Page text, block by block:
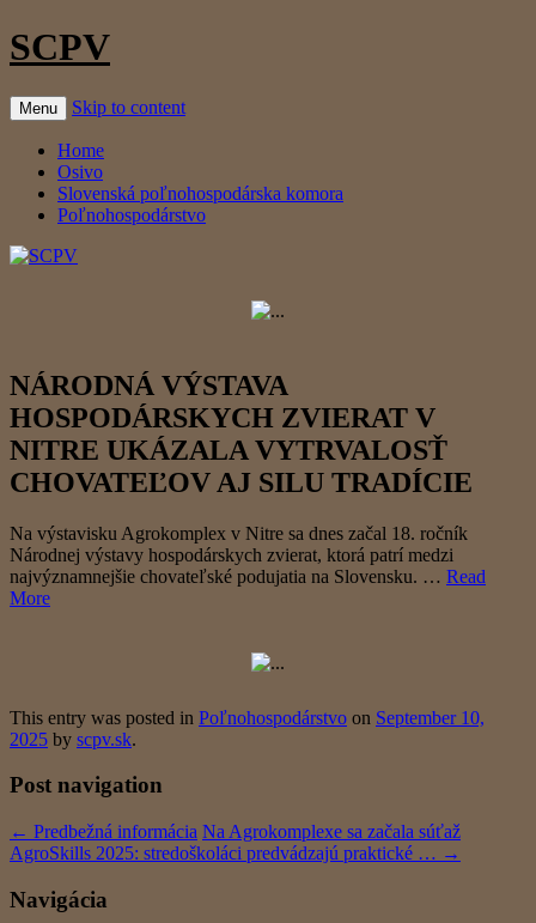
SCPV
Menu Skip to content
Home
Osivo
Slovenská poľnohospodárska komora
Poľnohospodárstvo
NÁRODNÁ VÝSTAVA
HOSPODÁRSKYCH ZVIERAT V
NITRE UKÁZALA VYTRVALOSŤ
CHOVATEĽOV AJ SILU TRADÍCIE
Na výstavisku Agrokomplex v Nitre sa dnes začal 18. ročník
Národnej výstavy hospodárskych zvierat, ktorá patrí medzi
najvýznamnejšie chovateľské podujatia na Slovensku. … Read
More
This entry was posted in Poľnohospodárstvo on September 10,
2025 by scpv.sk.
Post navigation
← Predbežná informácia Na Agrokomplexe sa začala súťaž
AgroSkills 2025: stredoškoláci predvádzajú praktické … →
Navigácia